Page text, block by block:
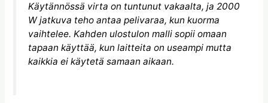
Käytännössä virta on tuntunut vakaalta, ja 2000
W jatkuva teho antaa pelivaraa, kun kuorma
vaihtelee. Kahden ulostulon malli sopii omaan
tapaan käyttää, kun laitteita on useampi mutta
kaikkia ei käytetä samaan aikaan.